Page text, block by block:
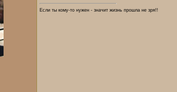
Если ты кому-то нужен - значит жизнь прошла не зря!!